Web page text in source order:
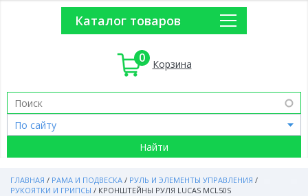
Каталог товаров
0 Корзина
ГЛАВНАЯ / РАМА И ПОДВЕСКА / РУЛЬ И ЭЛЕМЕНТЫ УПРАВЛЕНИЯ /
РУКОЯТКИ И ГРИПСЫ / КРОНШТЕЙНЫ РУЛЯ LUCAS MCL50S